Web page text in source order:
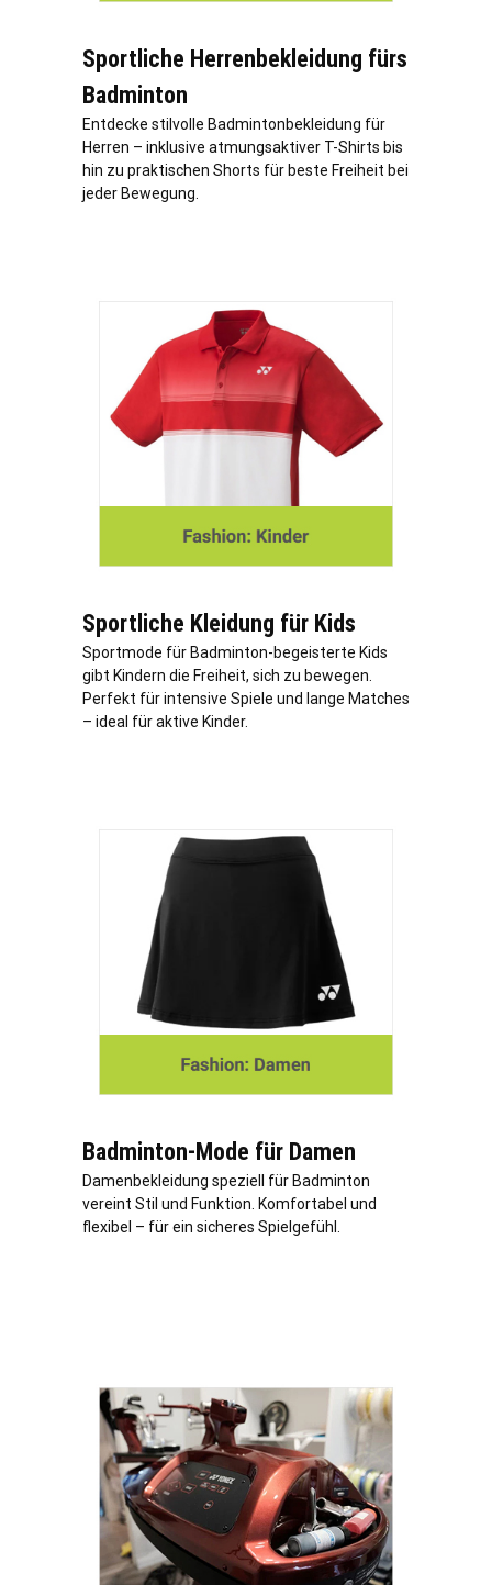
Sportliche Herrenbekleidung fürs
Badminton
Entdecke stilvolle Badmintonbekleidung für
Herren – inklusive atmungsaktiver T-Shirts bis
hin zu praktischen Shorts für beste Freiheit bei
jeder Bewegung.
Sportliche Kleidung für Kids
Sportmode für Badminton-begeisterte Kids
gibt Kindern die Freiheit, sich zu bewegen.
Perfekt für intensive Spiele und lange Matches
– ideal für aktive Kinder.
Badminton-Mode für Damen
Damenbekleidung speziell für Badminton
vereint Stil und Funktion. Komfortabel und
flexibel – für ein sicheres Spielgefühl.